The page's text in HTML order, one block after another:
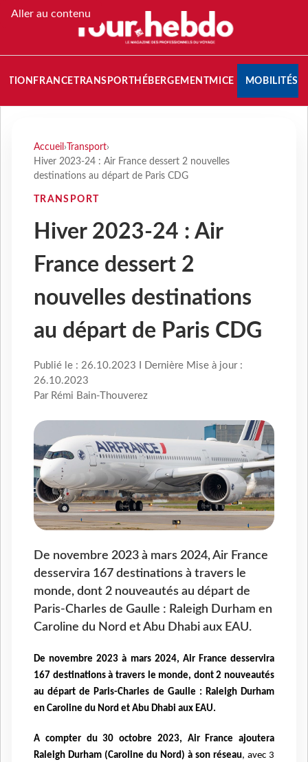
Aller au contenu
FRANCETRANSPORT HÉBERGEMENTMICE MOBILITÉS
Accueil › Transport›
Hiver 2023-24 : Air France dessert 2 nouvelles
destinations au départ de Paris CDG
TRANSPORT
Hiver 2023-24 : Air
France dessert 2
nouvelles destinations
au départ de Paris CDG
Publié le : 26.10.2023 I Dernière Mise à jour :
26.10.2023
Par Rémi Bain-Thouverez
De novembre 2023 à mars 2024, Air France
desservira 167 destinations à travers le
monde, dont 2 nouveautés au départ de
Paris-Charles de Gaulle : Raleigh Durham en
Caroline du Nord et Abu Dhabi aux EAU.
De novembre 2023 à mars 2024, Air France desservira
167 destinations à travers le monde, dont 2 nouveautés
au départ de Paris-Charles de Gaulle : Raleigh Durham
en Caroline du Nord et Abu Dhabi aux EAU.
A compter du 30 octobre 2023, Air France ajoutera
Raleigh Durham (Caroline du Nord) à son réseau, avec 3